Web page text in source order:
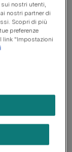
2030
sono
epoca.
della
di perdita di
la perdita di
sui nostri utenti,
nostri partner di
Scopri di più
preferenze
link "Impostazioni